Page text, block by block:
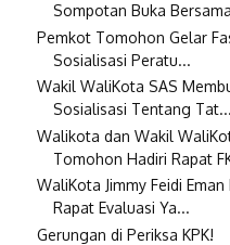
Sompotan Buka
Pemkot Tomohon Gelar
Sosialisasi Peratu...
Wakil WaliKota SAS
Sosialisasi Tentang Tat...
Walikota dan Wakil
Tomohon Hadiri Rapat
WaliKota Jimmy Feidi Eman
Rapat Evaluasi Ya...
Gerungan di Periksa KPK!